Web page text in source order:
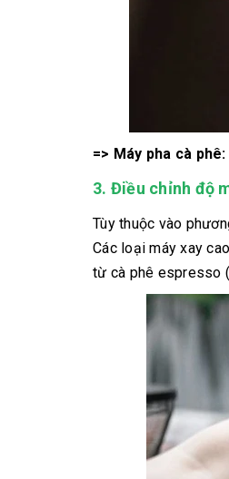
=> Máy pha cà phê:
3. Điều chỉnh độ
Tùy thuộc vào
Các loại máy xay
từ cà phê espresso